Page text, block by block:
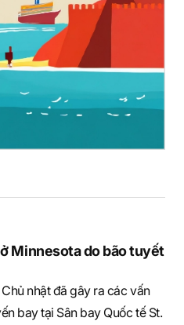
Minnesota do bão tuyết
nhật đã gây ra các vấn
bay tại Sân bay Quốc tế St.